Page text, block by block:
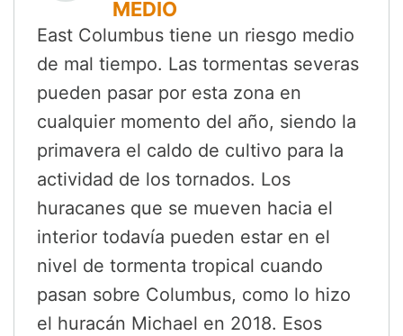
MEDIO
East Columbus tiene un riesgo medio
de mal tiempo. Las tormentas severas
pueden pasar por esta zona en
cualquier momento del año, siendo la
primavera el caldo de cultivo para la
actividad de los tornados. Los
huracanes que se mueven hacia el
interior todavía pueden estar en el
nivel de tormenta tropical cuando
pasan sobre Columbus, como lo hizo
el huracán Michael en 2018. Esos